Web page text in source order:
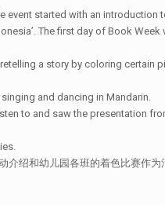
event started with an introduction
The first day of Book Week
a story by coloring certain
and dancing in Mandarin.
to and saw the presentation
介绍和幼儿园各班的着色比赛作为